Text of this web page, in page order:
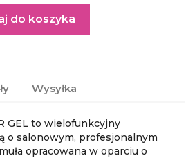
do koszyka
Wysyłka
GEL to wielofunkcyjny
o salonowym, profesjonalnym
opracowana w oparciu o